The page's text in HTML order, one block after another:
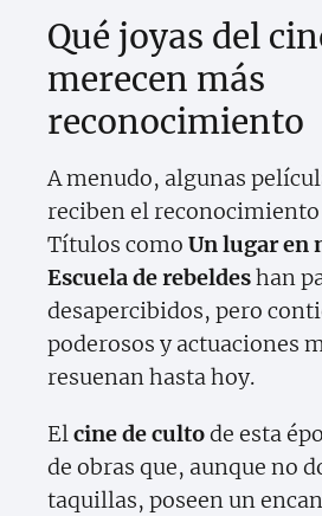
Qué joyas del
merecen más
reconocimiento
A menudo, algunas
reciben el reconocimiento
Títulos como Un lugar en
Escuela de rebeldeshan
desapercibidos, pero
poderosos y actuaciones
resuenan hasta hoy.
Elcine de cultode esta
de obras que, aunque no
taquillas, poseen un